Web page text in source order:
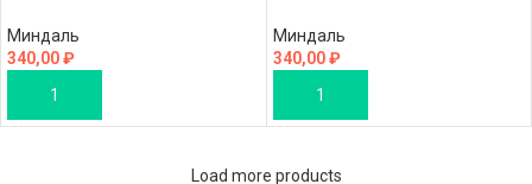
Миндаль
340,00₽
В КОРЗИНУ
Миндаль
340,00₽
В КОРЗИНУ
Load more products